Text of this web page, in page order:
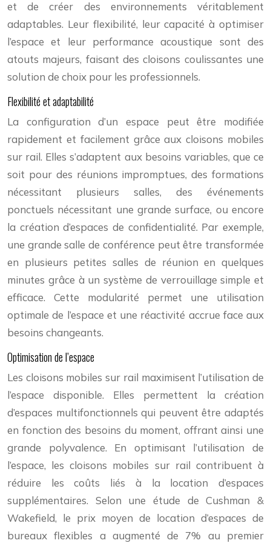
et de créer des environnements véritablement
adaptables. Leur flexibilité, leur capacité à optimiser
l’espace et leur performance acoustique sont des
atouts majeurs, faisant des cloisons coulissantes une
solution de choix pour les professionnels.
Flexibilité et adaptabilité
La configuration d’un espace peut être modifiée
rapidement et facilement grâce aux cloisons mobiles
sur rail. Elles s’adaptent aux besoins variables, que ce
soit pour des réunions impromptues, des formations
nécessitant plusieurs salles, des événements
ponctuels nécessitant une grande surface, ou encore
la création d’espaces de confidentialité. Par exemple,
une grande salle de conférence peut être transformée
en plusieurs petites salles de réunion en quelques
minutes grâce à un système de verrouillage simple et
efficace. Cette modularité permet une utilisation
optimale de l’espace et une réactivité accrue face aux
besoins changeants.
Optimisation de l’espace
Les cloisons mobiles sur rail maximisent l’utilisation de
l’espace disponible. Elles permettent la création
d’espaces multifonctionnels qui peuvent être adaptés
en fonction des besoins du moment, offrant ainsi une
grande polyvalence. En optimisant l’utilisation de
l’espace, les cloisons mobiles sur rail contribuent à
réduire les coûts liés à la location d’espaces
supplémentaires. Selon une étude de Cushman &
Wakefield, le prix moyen de location d’espaces de
bureaux flexibles a augmenté de 7% au premier